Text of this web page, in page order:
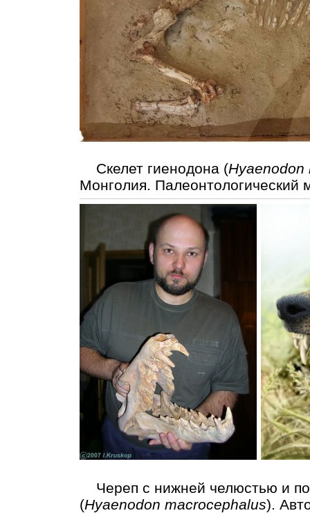
Скелет гиенодона (Hyaenodon
Монголия.
Череп с нижней челюстью и
(Hyaenodon macrocephalus).